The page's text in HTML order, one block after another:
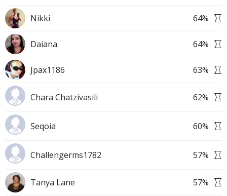
Nikki 64%
Daiana 64%
Jpax1186 63%
Chara Chatzivasili 62%
Seqoia 60%
Challengerms1782 57%
Tanya Lane 57%